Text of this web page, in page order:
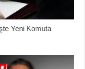
Yeni Komuta